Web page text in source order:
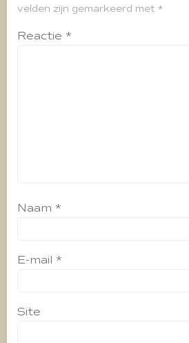
velden zijn gemarkeerd met *
Reactie *
Naam *
E-mail *
Site